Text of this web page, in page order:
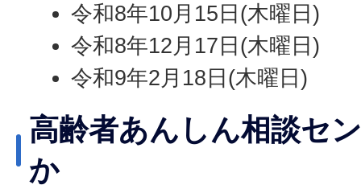
令和8年10月15日(木曜日)
令和8年12月17日(木曜日)
令和9年2月18日(木曜日)
高齢者あんしん相談セ
か